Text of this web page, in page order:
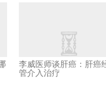
李威医师谈肝癌：肝癌
管介入治疗